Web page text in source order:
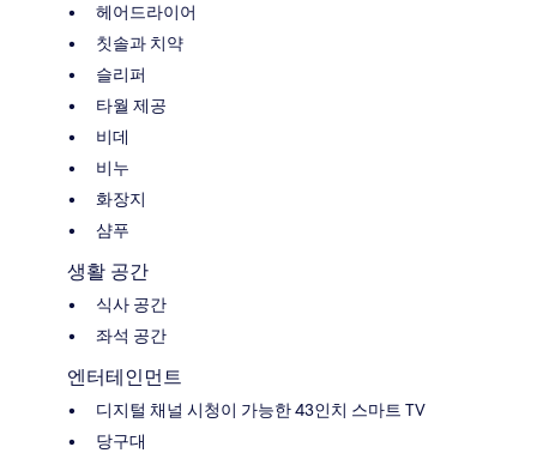
헤어드라이어
칫솔과 치약
슬리퍼
타월 제공
비데
비누
화장지
샴푸
생활 공간
식사 공간
좌석 공간
엔터테인먼트
디지털 채널 시청이 가능한 43인치 스마트 TV
당구대